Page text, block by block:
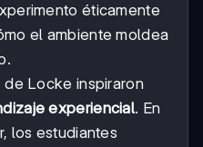
éticamente
el ambiente moldea
de Locke inspiraron
experiencial. En
los estudiantes